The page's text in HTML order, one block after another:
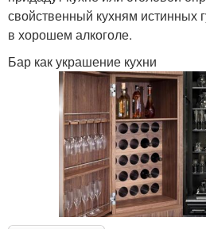
свойственный кухням истинных
в хорошем алкоголе.
Бар как украшение кухни